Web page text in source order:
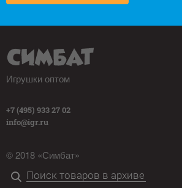
Игрушки оптом
+7 (495) 933 27 02
info@igr.ru
© 2018 «Симбат»